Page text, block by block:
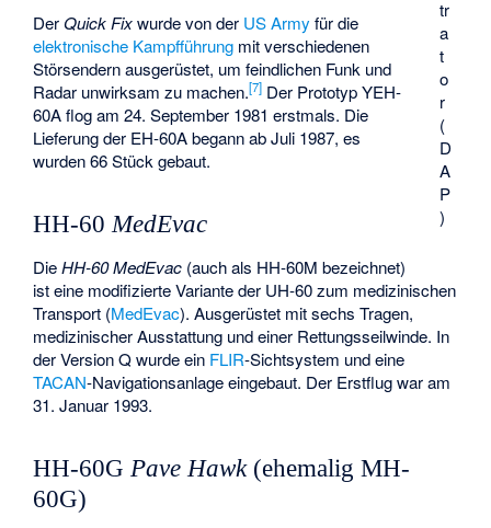
tr
a
t
o
r
(
D
A
P
)
DerQuick Fixwurde von der US Army für die
elektronische Kampfführung mit verschiedenen
Störsendern ausgerüstet, um feindlichen Funk und
Radar unwirksam zu machen.[7] Der Prototyp YEH-
60A flog am 24. September 1981 erstmals. Die
Lieferung der EH-60A begann ab Juli 1987, es
wurden 66 Stück gebaut.
HH-60MedEvac
DieHH-60 MedEvac (auch als HH-60M bezeichnet)
ist eine modifizierte Variante der UH-60 zum medizinischen
Transport (MedEvac). Ausgerüstet mit sechs Tragen,
medizinischer Ausstattung und einer Rettungsseilwinde. In
der Version Q wurde ein FLIR-Sichtsystem und eine
TACAN-Navigationsanlage eingebaut. Der Erstflug war am
31. Januar 1993.
HH-60GPave Hawk(ehemalig MH-
60G)